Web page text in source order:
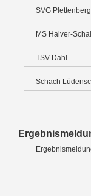
SVG Plettenberg
MS Halver-
TSV Dahl
Schach